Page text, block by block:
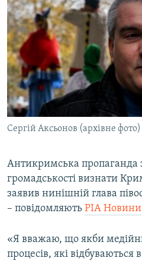
СПЕЦПРОЕКТИ
ДЕПОРТАЦІЯ
ВІДЕОУРОКИ «ELIFBE»
СВІДЧЕННЯ ОКУПАЦІЇ
УКРАЇНСЬКА ПРОБЛЕМА КРИМУ
ІНФОГРАФІКА
ЯК ОБІЙТИ БЛОКУВАННЯ
Русский
Qırımtatar
ДОЛУЧАЙСЯ!
Усі сайти RFE/RL
Сергій Аксьонов (архівне фото)
Антикримська пропаганда
громадськості визнати
заявив нинішній глава
– повідомляють РІА Новини
«Я вважаю, що якби
процесів, які